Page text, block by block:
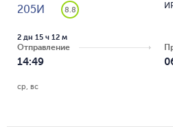
205И 8.8
Отправление
14:49
2 дн 15 ч 12 м
ср, вс